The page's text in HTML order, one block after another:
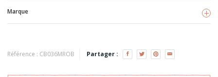
Marque
Voir les produits
Référence : CB036MROB Partager :